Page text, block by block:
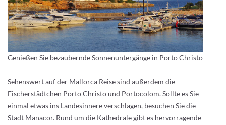
Genießen Sie bezaubernde Sonnenuntergänge in Porto Christo
Sehenswert auf der Mallorca Reise sind außerdem die
Fischerstädtchen Porto Christo und Portocolom. Sollte es Sie
einmal etwas ins Landesinnere verschlagen, besuchen Sie die
Stadt Manacor. Rund um die Kathedrale gibt es hervorragende